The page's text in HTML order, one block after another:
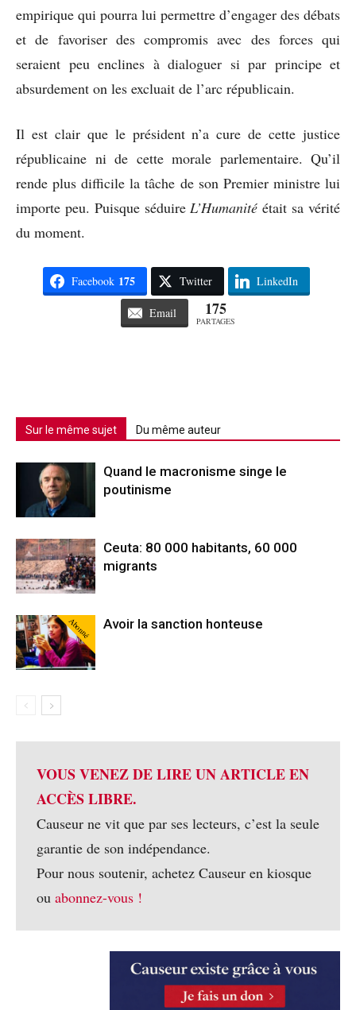
empirique qui pourra lui permettre d’engager des débats
et de favoriser des compromis avec des forces qui
seraient peu enclines à dialoguer si par principe et
absurdement on les excluait de l’arc républicain.
Il est clair que le président n’a cure de cette justice
républicaine ni de cette morale parlementaire. Qu’il
rende plus difficile la tâche de son Premier ministre lui
importe peu. Puisque séduire L’Humanité était sa vérité
du moment.
Facebook 175 Twitter LinkedIn
Email 175
PARTAGES
Sur le même sujet Du même auteur
Quand le macronisme singe le
poutinisme
Ceuta: 80 000 habitants, 60 000
migrants
Abonné Avoir la sanction honteuse
VOUS VENEZ DE LIRE UN ARTICLE EN
ACCÈS LIBRE.
Causeur ne vit que par ses lecteurs, c’est la seule
garantie de son indépendance.
Pour nous soutenir, achetez Causeur en kiosque
ou abonnez-vous !